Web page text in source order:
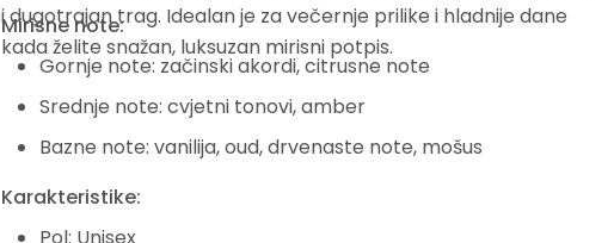
i dugotrajan trag. Idealan je za večernje prilike i hladnije dane
kada želite snažan, luksuzan mirisni potpis.
Mirisne note:
Gornje note: začinski akordi, citrusne note
Srednje note: cvjetni tonovi, amber
Bazne note: vanilija, oud, drvenaste note, mošus
Karakteristike:
Pol: Unisex